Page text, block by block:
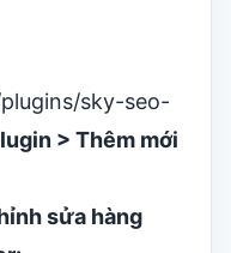
sky-seo-
> Thêm mới
sửa hàng